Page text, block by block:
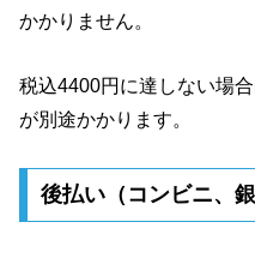
かかりません。
税込4400円に達しない場
が別途かかります。
後払い（コンビニ、